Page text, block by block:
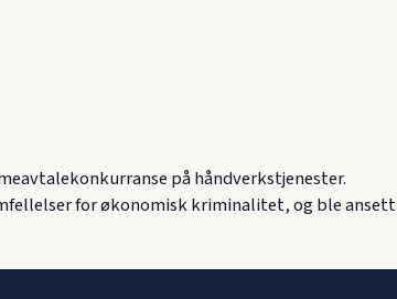
på håndverkstjenester.
for økonomisk kriminalitet, og ble ansett